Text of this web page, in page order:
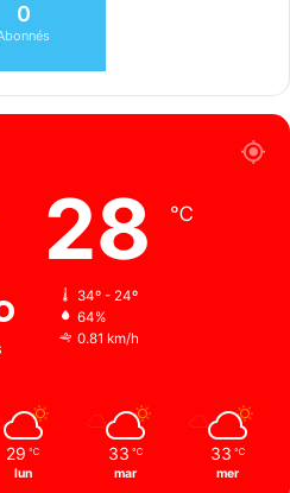
0
28 ℃
34º - 24º
64%
0.81 km/h
29 ℃
lun
33 ℃
mar
33 ℃
mer